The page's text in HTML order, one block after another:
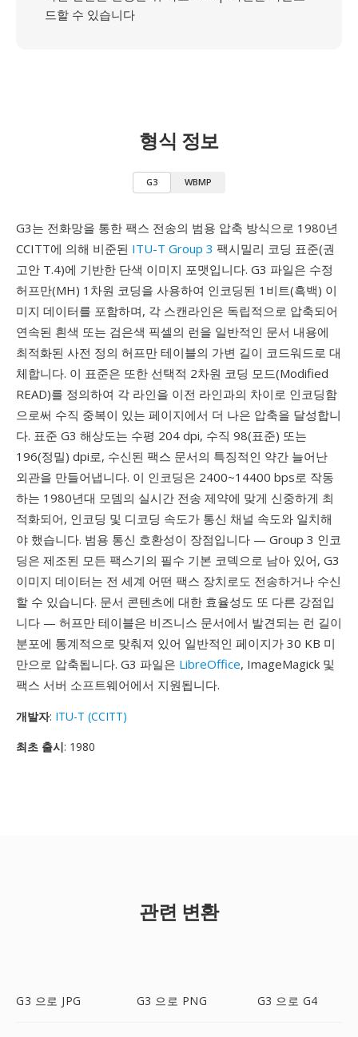
드할 수 있습니다
형식 정보
G3 WBMP
G3는 전화망을 통한 팩스 전송의 범용 압축 방식으로 1980년
CCITT에 의해 비준된 ITU-T Group 3 팩시밀리 코딩 표준(권
고안 T.4)에 기반한 단색 이미지 포맷입니다. G3 파일은 수정
허프만(MH) 1차원 코딩을 사용하여 인코딩된 1비트(흑백) 이
미지 데이터를 포함하며, 각 스캔라인은 독립적으로 압축되어
연속된 흰색 또는 검은색 픽셀의 런을 일반적인 문서 내용에
최적화된 사전 정의 허프만 테이블의 가변 길이 코드워드로 대
체합니다. 이 표준은 또한 선택적 2차원 코딩 모드(Modified
READ)를 정의하여 각 라인을 이전 라인과의 차이로 인코딩함
으로써 수직 중복이 있는 페이지에서 더 나은 압축을 달성합니
다. 표준 G3 해상도는 수평 204 dpi, 수직 98(표준) 또는
196(정밀) dpi로, 수신된 팩스 문서의 특징적인 약간 늘어난
외관을 만들어냅니다. 이 인코딩은 2400~14400 bps로 작동
하는 1980년대 모뎀의 실시간 전송 제약에 맞게 신중하게 최
적화되어, 인코딩 및 디코딩 속도가 통신 채널 속도와 일치해
야 했습니다. 범용 통신 호환성이 장점입니다 — Group 3 인코
딩은 제조된 모든 팩스기의 필수 기본 코덱으로 남아 있어, G3
이미지 데이터는 전 세계 어떤 팩스 장치로도 전송하거나 수신
할 수 있습니다. 문서 콘텐츠에 대한 효율성도 또 다른 강점입
니다 — 허프만 테이블은 비즈니스 문서에서 발견되는 런 길이
분포에 통계적으로 맞춰져 있어 일반적인 페이지가 30 KB 미
만으로 압축됩니다. G3 파일은 LibreOffice, ImageMagick 및
팩스 서버 소프트웨어에서 지원됩니다.
개발자: ITU-T (CCITT)
최초 출시: 1980
관련 변환
G3 으로 JPG G3 으로 PNG G3 으로 G4